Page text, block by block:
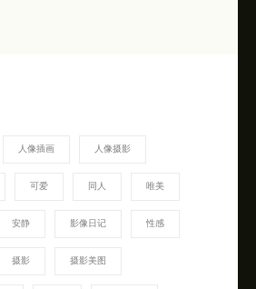
人像插画 人像摄影
可爱 同人 唯美
安静 影像日记 性感
摄影 摄影美图